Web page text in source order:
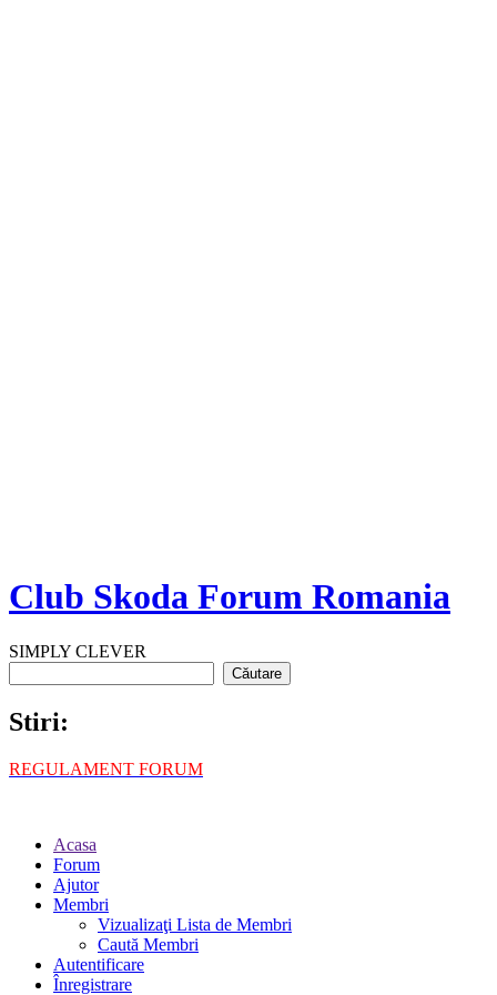
Club Skoda Forum Romania
SIMPLY CLEVER
Stiri:
REGULAMENT FORUM
Acasa
Forum
Ajutor
Membri
Vizualizaţi Lista de Membri
Caută Membri
Autentificare
Înregistrare